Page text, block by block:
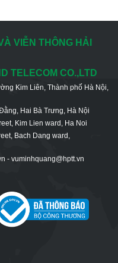
VIỄN THÔNG HẢI
TELECOM CO.,LTD
Kim Liên, Thành phố Hà Nội,
Hai Bà Trưng, Hà Nội
Kim Lien ward, Ha Noi
Bach Dang ward,
- vuminhquang@hptt.vn